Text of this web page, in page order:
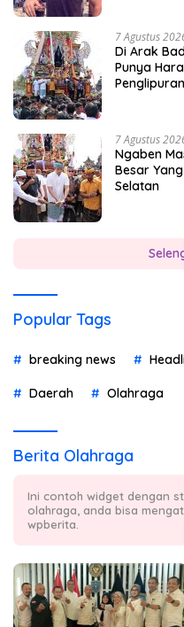
7 Agustus
Di Arak
Punya
7 Agustus
Ngaben
Besar
Selatan
Popular Tags
breaking news
Daerah Olahraga
Berita Olahraga
Ini contoh widget dengan
olahraga, anda bisa
wpberita.